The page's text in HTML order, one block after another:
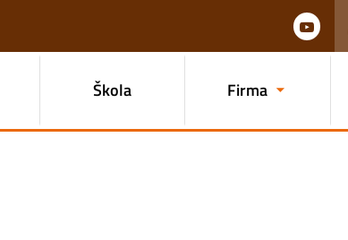
Škola Firma